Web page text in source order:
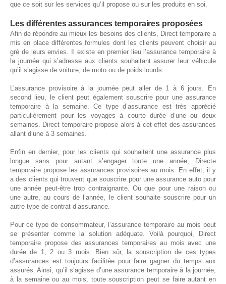
que ce soit sur les services qu’il propose ou sur les produits en soi.
Les différentes assurances temporaires proposées
Afin de répondre au mieux les besoins des clients, Direct temporaire a
mis en place différentes formules dont les clients peuvent choisir au
gré de leurs envies. Il existe en premier lieu l’assurance temporaire à
la journée qui s’adresse aux clients souhaitant assurer leur véhicule
qu’il s’agisse de voiture, de moto ou de poids lourds.
L’assurance provisoire à la journée peut aller de 1 à 6 jours. En
second lieu, le client peut également souscrire pour une assurance
temporaire à la semaine. Ce type d’assurance est très apprécié
particulièrement pour les voyages à courte durée d’une ou deux
semaines. Direct temporaire propose alors à cet effet des assurances
allant d’une à 3 semaines.
Enfin en dernier, pour les clients qui souhaitent une assurance plus
longue sans pour autant s’engager toute une année, Directe
temporaire propose les assurances provisoires au mois. En effet, il y
a des clients qui trouvent que souscrire pour une assurance auto pour
une année peut-être trop contraignante. Ou que pour une raison ou
une autre, au cours de l’année, le client souhaite souscrire pour un
autre type de contrat d’assurance.
Pour ce type de consommateur, l’assurance temporaire au mois peut
se présenter comme la solution adéquate. Voilà pourquoi, Direct
temporaire propose des assurances temporaires au mois avec une
durée de 1, 2 ou 3 mois. Bien sûr, la souscription de ces types
d’assurances est toujours facilitée pour faire gagner du temps aux
assurés. Ainsi, qu’il s’agisse d’une assurance temporaire à la journée,
à la semaine ou au mois, toute souscription peut se faire autant en